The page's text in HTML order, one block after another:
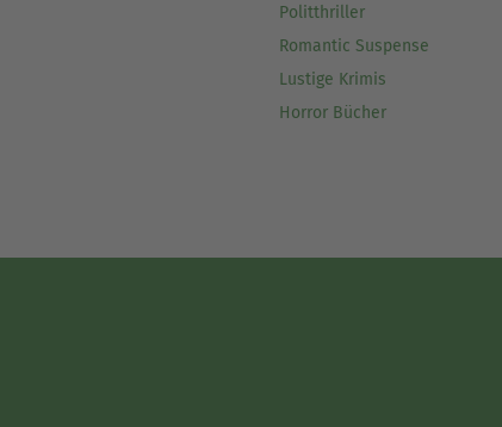
Politthriller
Romantic Suspense
Lustige Krimis
Horror Bücher